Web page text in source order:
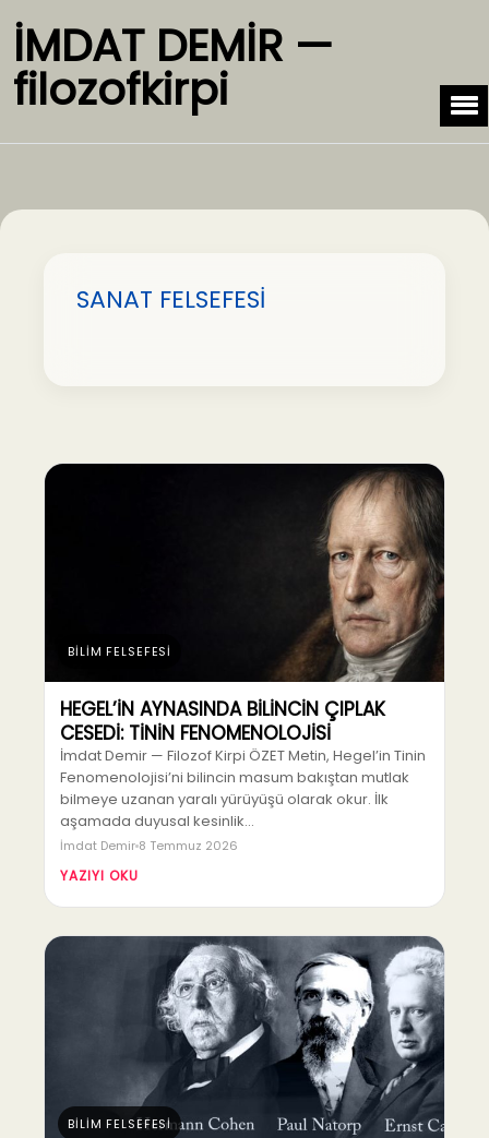
İMDAT DEMİR —
filozofkirpi
SANAT FELSEFESİ
BİLİM FELSEFESİ
HEGEL’İN AYNASINDA BİLİNCİN ÇIPLAK
CESEDİ: TİNİN FENOMENOLOJİSİ
İmdat Demir — Filozof Kirpi ÖZET Metin, Hegel’in Tinin
Fenomenolojisi’ni bilincin masum bakıştan mutlak
bilmeye uzanan yaralı yürüyüşü olarak okur. İlk
aşamada duyusal kesinlik…
İmdat Demir 8 Temmuz 2026
YAZIYI OKU
BİLİM FELSEFESİ